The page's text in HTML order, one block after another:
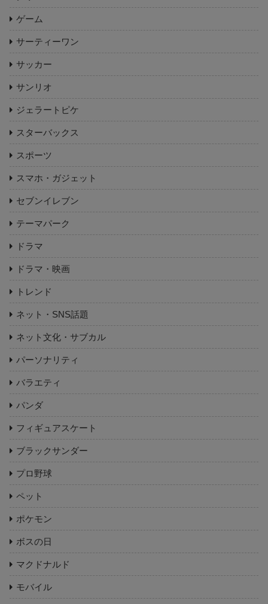
ゲーム
サーティーワン
サッカー
サンリオ
ジェラートピケ
スターバックス
スポーツ
スマホ・ガジェット
セブンイレブン
テーマパーク
ドラマ
ドラマ・映画
トレンド
ネット・SNS話題
ネット文化・サブカル
パーソナリティ
バラエティ
パンダ
フィギュアスケート
ブラックサンダー
プロ野球
ペット
ポケモン
ボスの日
マクドナルド
モバイル